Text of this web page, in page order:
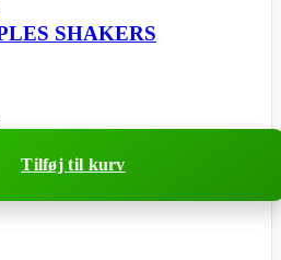
SHAKERS
Tilføj til kurv